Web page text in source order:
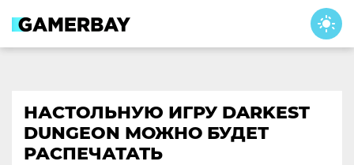
content
НАСТОЛЬНУЮ ИГРУ DARKEST
DUNGEON МОЖНО БУДЕТ
РАСПЕЧАТАТЬ